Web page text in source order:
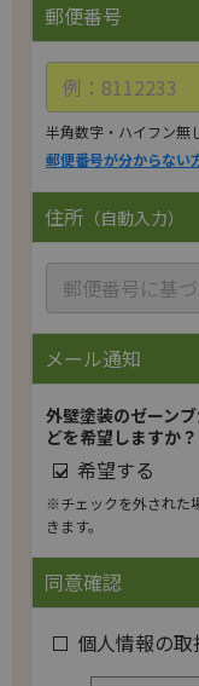
e
m
郵便番号
半角数字・ハイフン無
郵便番号が分からない
住所 （自動入力）
メール通知
外壁塗装のゼーン
どを希望しますか？
希望する
※チェックを外された
きます。
同意確認
個人情報の